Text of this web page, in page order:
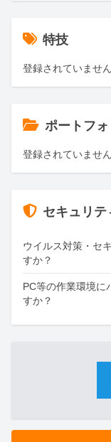
特技
登録されていません
ポートフ
登録されていません
セキュリテ
ウイルス対策・セ
すか？
PC等の作業環境に
すか？